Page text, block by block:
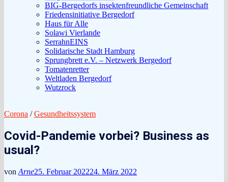
BIG-Bergedorfs insektenfreundliche Gemeinschaft
Friedensinitiative Bergedorf
Haus für Alle
Solawi Vierlande
SerrahnEINS
Solidarische Stadt Hamburg
Sprungbrett e.V. – Netzwerk Bergedorf
Tomatenretter
Weltladen Bergedorf
Wutzrock
Corona /Gesundheitssystem
Covid-Pandemie vorbei? Business as
usual?
von Arne25. Februar 202224. März 2022